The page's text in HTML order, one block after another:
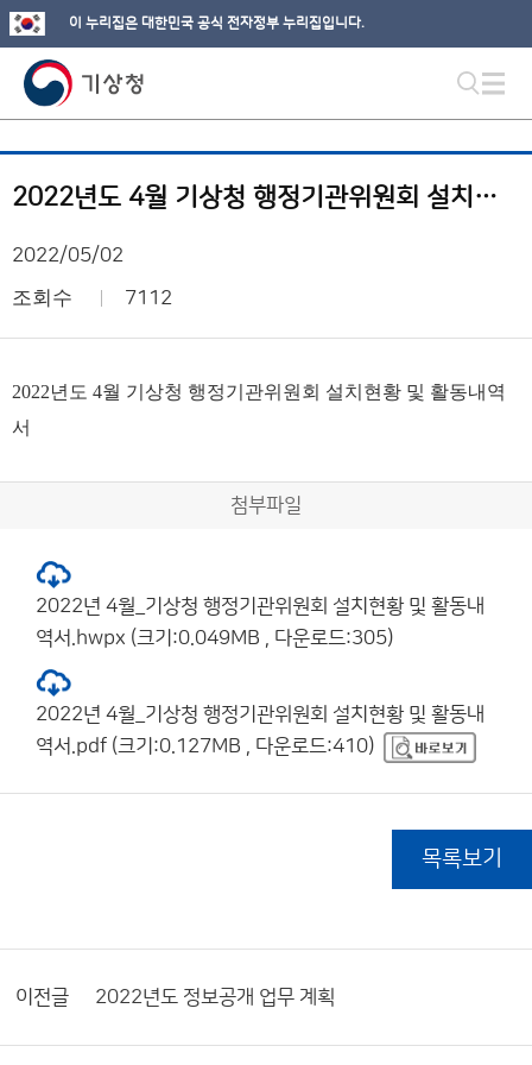
이 누리집은 대한민국 공식 전자정부 누리집입니다.
2022년도 4월 기상청 행정기관위원회 설치현황 및 활동내역서
2022/05/02
조회수 7112
2022년도 4월 기상청 행정기관위원회 설치현황 및 활동내역
서
첨부파일
2022년 4월_기상청 행정기관위원회 설치현황 및 활동내
역서.hwpx (크기:0.049MB , 다운로드:305)
2022년 4월_기상청 행정기관위원회 설치현황 및 활동내
역서.pdf (크기:0.127MB , 다운로드:410)
목록보기
이전글 2022년도 정보공개 업무 계획